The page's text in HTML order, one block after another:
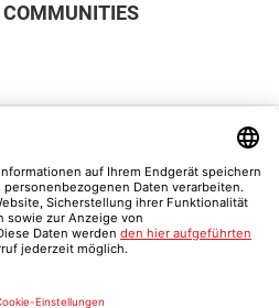
EINKAUFEN
COMMUNITIES